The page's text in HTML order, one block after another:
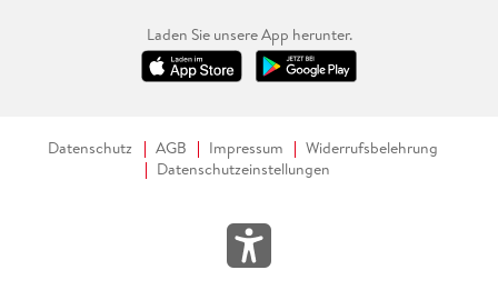
Laden Sie unsere App herunter.
Datenschutz AGB Impressum
Widerrufsbelehrung
Datenschutzeinstellungen